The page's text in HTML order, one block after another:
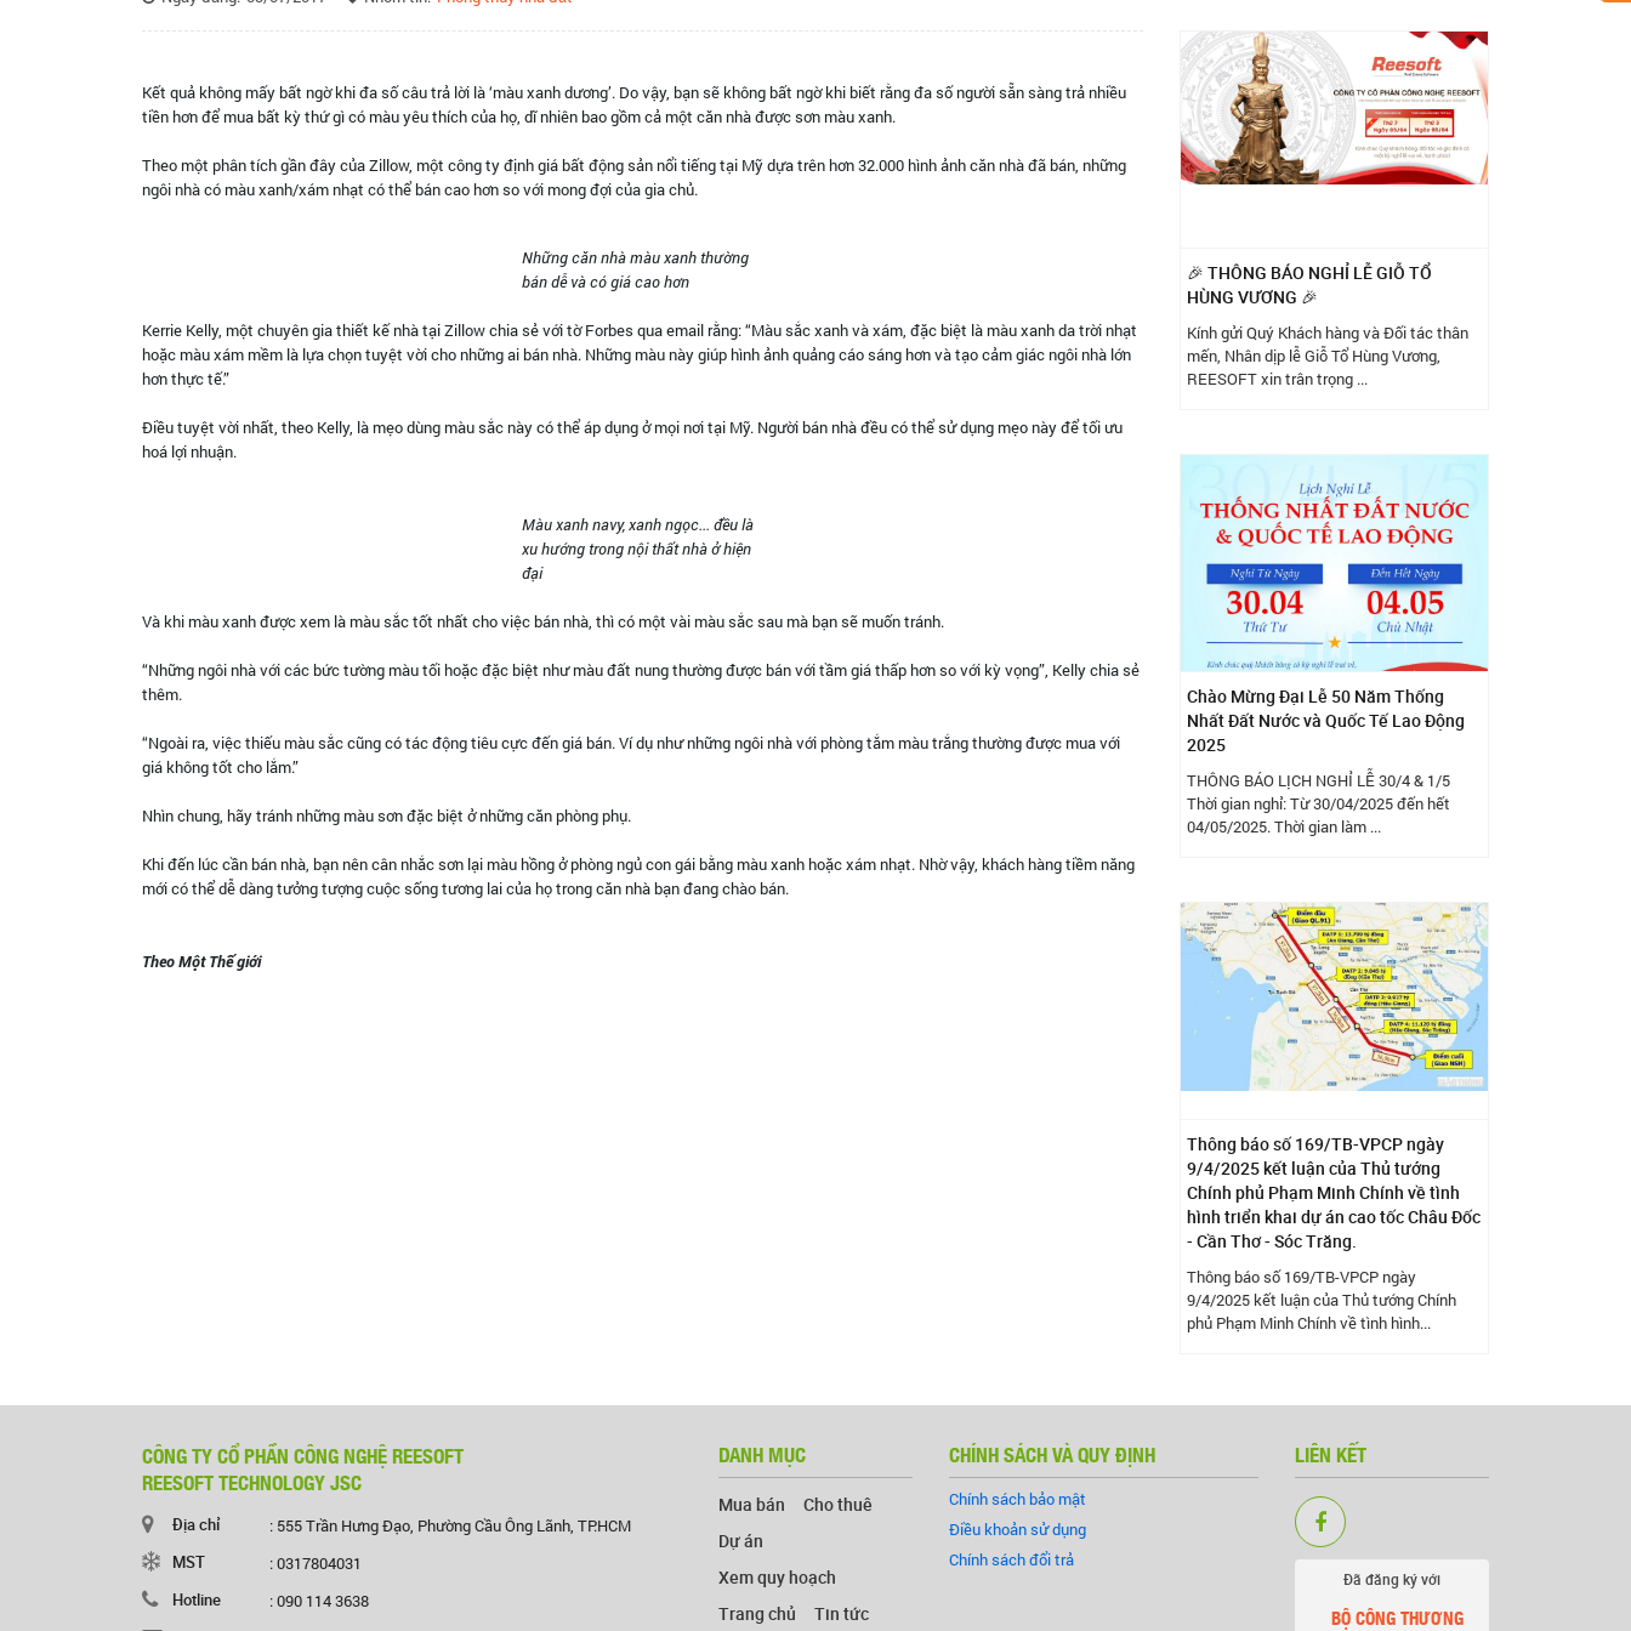
Kết quả không mấy bất ngờ khi đa số câu trả lời là ‘màu xanh dương’. Do vậy, bạn sẽ không bất ngờ khi biết rằng đa số người sẵn sàng trả nhiều
tiền hơn để mua bất kỳ thứ gì có màu yêu thích của họ, dĩ nhiên bao gồm cả một căn nhà được sơn màu xanh.
Theo một phân tích gần đây của Zillow, một công ty định giá bất động sản nổi tiếng tại Mỹ dựa trên hơn 32.000 hình ảnh căn nhà đã bán, những
ngôi nhà có màu xanh/xám nhạt có thể bán cao hơn so với mong đợi của gia chủ.
Những căn nhà màu xanh thường
bán dễ và có giá cao hơn
Kerrie Kelly, một chuyên gia thiết kế nhà tại Zillow chia sẻ với tờ Forbes qua email rằng: “Màu sắc xanh và xám, đặc biệt là màu xanh da trời nhạt
hoặc màu xám mềm là lựa chọn tuyệt vời cho những ai bán nhà. Những màu này giúp hình ảnh quảng cáo sáng hơn và tạo cảm giác ngôi nhà lớn
hơn thực tế.”
Điều tuyệt vời nhất, theo Kelly, là mẹo dùng màu sắc này có thể áp dụng ở mọi nơi tại Mỹ. Người bán nhà đều có thể sử dụng mẹo này để tối ưu
hoá lợi nhuận.
Màu xanh navy, xanh ngọc... đều là
xu hướng trong nội thất nhà ở hiện
đại
Và khi màu xanh được xem là màu sắc tốt nhất cho việc bán nhà, thì có một vài màu sắc sau mà bạn sẽ muốn tránh.
“Những ngôi nhà với các bức tường màu tối hoặc đặc biệt như màu đất nung thường được bán với tầm giá thấp hơn so với kỳ vọng”, Kelly chia sẻ
thêm.
“Ngoài ra, việc thiếu màu sắc cũng có tác động tiêu cực đến giá bán. Ví dụ như những ngôi nhà với phòng tắm màu trắng thường được mua với
giá không tốt cho lắm.”
Nhìn chung, hãy tránh những màu sơn đặc biệt ở những căn phòng phụ.
Khi đến lúc cần bán nhà, bạn nên cân nhắc sơn lại màu hồng ở phòng ngủ con gái bằng màu xanh hoặc xám nhạt. Nhờ vậy, khách hàng tiềm năng
mới có thể dễ dàng tưởng tượng cuộc sống tương lai của họ trong căn nhà bạn đang chào bán.
Theo Một Thế giới
🎉 THÔNG BÁO NGHỈ LỄ GIỖ TỔ
HÙNG VƯƠNG 🎉
Kính gửi Quý Khách hàng và Đối tác thân
mến, Nhân dịp lễ Giỗ Tổ Hùng Vương,
REESOFT xin trân trọng ...
Chào Mừng Đại Lễ 50 Năm Thống
Nhất Đất Nước và Quốc Tế Lao Động
2025
THÔNG BÁO LỊCH NGHỈ LỄ 30/4 & 1/5
Thời gian nghỉ: Từ 30/04/2025 đến hết
04/05/2025. Thời gian làm ...
Thông báo số 169/TB-VPCP ngày
9/4/2025 kết luận của Thủ tướng
Chính phủ Phạm Minh Chính về tình
hình triển khai dự án cao tốc Châu Đốc
- Cần Thơ - Sóc Trăng.
Thông báo số 169/TB-VPCP ngày
9/4/2025 kết luận của Thủ tướng Chính
phủ Phạm Minh Chính về tình hình...
CÔNG TY CỔ PHẦN CÔNG NGHỆ REESOFT
REESOFT TECHNOLOGY JSC
Địa chỉ
: 555 Trần Hưng Đạo, Phường Cầu Ông Lãnh, TP.HCM
MST
: 0317804031
Hotline
: 090 114 3638
DANH MỤC
Mua bán
Cho thuê
Dự án
Xem quy hoạch
Trang chủ
Tin tức
CHÍNH SÁCH VÀ QUY ĐỊNH
Chính sách bảo mật
Điều khoản sử dụng
Chính sách đổi trả
LIÊN KẾT
Đã đăng ký với
BỘ CÔNG THƯƠNG